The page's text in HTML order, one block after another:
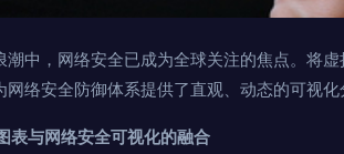
潮中，网络安全已成为全球关注的焦点。将
网络安全防御体系提供了直观、动态的可视
表与网络安全可视化的融合